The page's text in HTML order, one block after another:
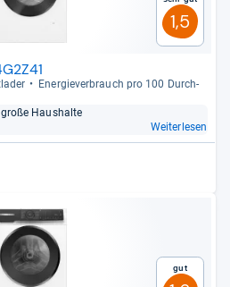
1,5
Ener­gie­ver­brauch pro 100 Durch­
Haus­halte
Weiterlesen
Gut